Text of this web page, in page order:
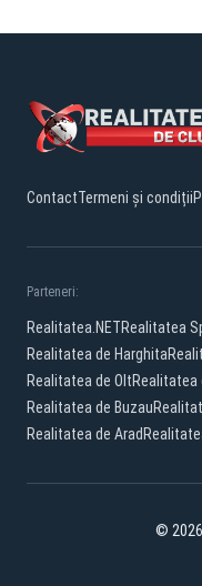
ContactTermeni și condiții
Parteneri:
Realitatea.NETRealitatea
Realitatea de Harghita
Realitatea de OltRealitatea
Realitatea de Buzau
Realitatea de Arad
© 2026